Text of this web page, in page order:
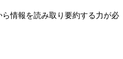
情報を読み取り要約する力が必